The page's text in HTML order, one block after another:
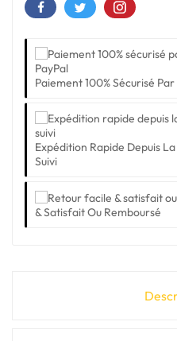
Paiement 100% Sécurisé
Expédition Rapide Depuis
Suivi
& Satisfait Ou Remboursé